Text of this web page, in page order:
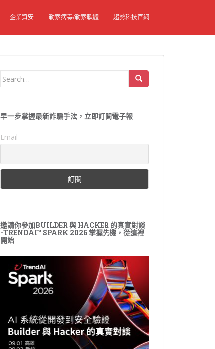
企業資安 勒索病毒/勒索軟體 趨勢科技官網
Search
早一步掌握最新詐騙手法，立即訂閱電子報
Email
邀請你參加BUILDER 與 HACKER 的真實對談
-TRENDAI™ SPARK 2026 掌握先機，從這裡
開始